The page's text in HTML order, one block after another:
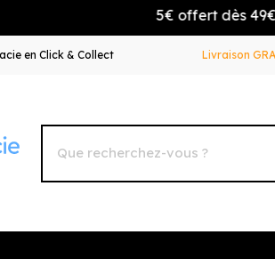
5€ offert dès 49€ d'achat
en Click & Collect Livraison
Autour de la Pharmacie Votre